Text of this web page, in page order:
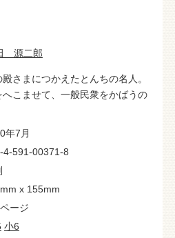
源二郎
さまにつかえたとんちの名人。
こませて、一般民衆をかばうの
年7月
4-591-00371-8
x 155mm
ージ
小6